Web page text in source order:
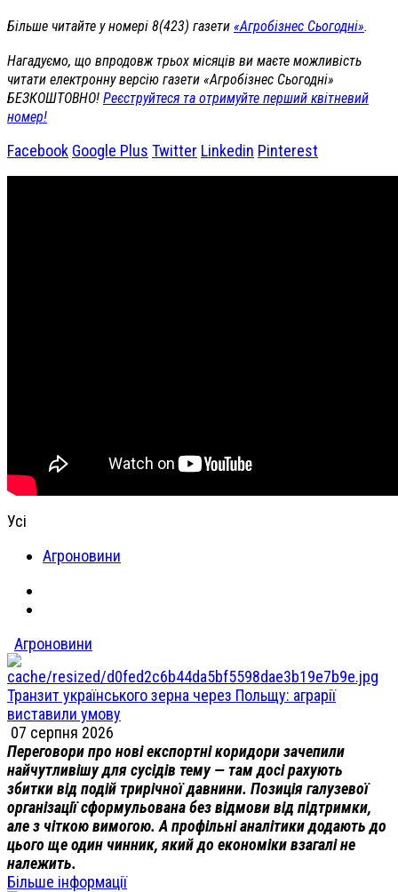
Більше читайте у номері 8(423) газети «Агробізнес Сьогодні».
Нагадуємо, що впродовж трьох місяців ви маєте можливість
читати електронну версію газети «Агробізнес Сьогодні»
БЕЗКОШТОВНО! Реєструйтеся та отримуйте перший квітневий
номер!
Facebook Google Plus Twitter Linkedin Pinterest
Усі
Агроновини
Агроновини
Транзит українського зерна через Польщу: аграрії
виставили умову
07 серпня 2026
Переговори про нові експортні коридори зачепили
найчутливішу для сусідів тему — там досі рахують
збитки від подій трирічної давнини. Позиція галузевої
організації сформульована без відмови від підтримки,
але з чіткою вимогою. А профільні аналітики додають до
цього ще один чинник, який до економіки взагалі не
належить.
Більше інформації